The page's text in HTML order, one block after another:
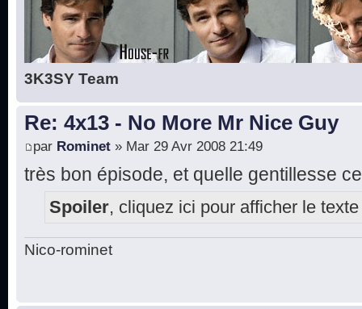
3K3SY Team
Re: 4x13 - No More Mr Nice Guy
par Rominet » Mar 29 Avr 2008 21:49
très bon épisode, et quelle gentillesse
Spoiler, cliquez ici pour afficher le texte
Nico-rominet